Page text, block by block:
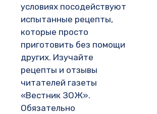
условиях посодействуют
испытанные рецепты,
которые просто
приготовить без помощи
других. Изучайте
рецепты и отзывы
читателей газеты
«Вестник ЗОЖ».
Обязательно